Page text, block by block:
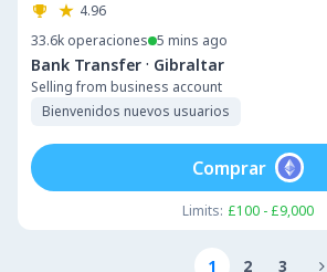
4.96
33.6k operaciones 5 mins ago
Bank Transfer · Gibraltar
Selling from business account
Bienvenidos nuevos usuarios
Limits: £100 - £9,000
Comprar
1 2 3 